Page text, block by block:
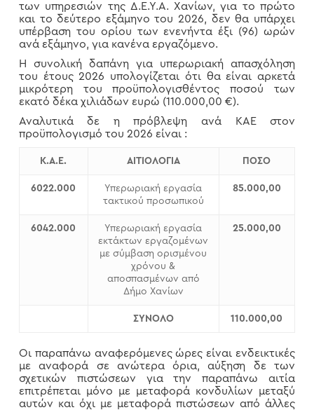
των υπηρεσιών της Δ.Ε.Υ.Α. Χανίων, για το πρώτο
και το δεύτερο εξάμηνο του 2026, δεν θα υπάρχει
υπέρβαση του ορίου των ενενήντα έξι (96) ωρών
ανά εξάμηνο, για κανένα εργαζόμενο.
Η συνολική δαπάνη για υπερωριακή απασχόληση
του έτους 2026 υπολογίζεται ότι θα είναι αρκετά
μικρότερη του προϋπολογισθέντος ποσού των
εκατό δέκα χιλιάδων ευρώ (110.000,00 €).
Αναλυτικά δε η πρόβλεψη ανά ΚΑΕ στον
προϋπολογισμό του 2026 είναι :
Κ.Α.Ε. ΑΙΤΙΟΛΟΓΙΑ ΠΟΣΟ
6022.000
Υπερωριακή εργασία
τακτικού προσωπικού
85.000,00
6042.000
Υπερωριακή εργασία
εκτάκτων εργαζομένων
με σύμβαση ορισμένου
χρόνου &
αποσπασμένων από
Δήμο Χανίων
25.000,00
ΣΥΝΟΛΟ 110.000,00
Οι παραπάνω αναφερόμενες ώρες είναι ενδεικτικές
με αναφορά σε ανώτερα όρια, αύξηση δε των
σχετικών πιστώσεων για την παραπάνω αιτία
επιτρέπεται μόνο με μεταφορά κονδυλίων μεταξύ
αυτών και όχι με μεταφορά πιστώσεων από άλλες